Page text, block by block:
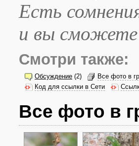
Есть
и вы сможете
Смотри также:
Обсуждение (2) Все фото в
Код для ссылки в Сети
Все фото в